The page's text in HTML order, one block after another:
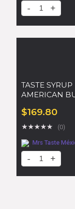
TASTE SYRUP
AMERICAN
$169.80
★★★★★ (0)
Mrs Taste